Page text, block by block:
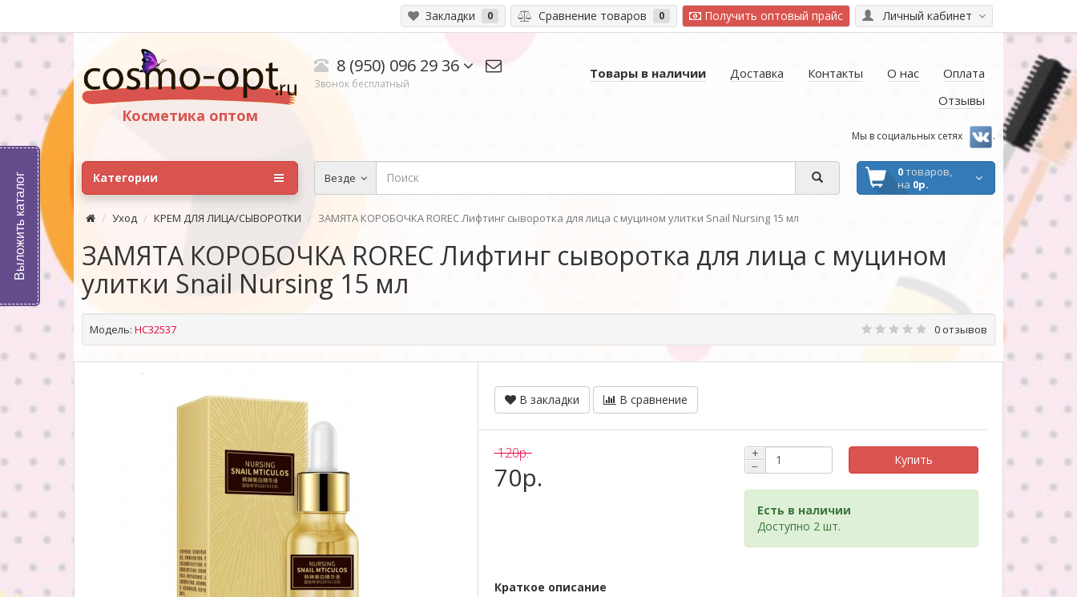
Личный кабинет
Закладки 0 Сравнение товаров 0 Получить оптовый прайс
Косметика оптом
8 (950) 096 29 36
Звонок бесплатный
Товары в наличии Доставка Контакты О нас
Оплата
Отзывы
Мы в социальных сетях .
Везде 0товаров,
на 0р.
Категории
Уход КРЕМ ДЛЯ ЛИЦА/СЫВОРОТКИ ЗАМЯТА КОРОБОЧКА ROREC Лифтинг сыворотка для лица с муцином улитки Snail Nursing 15 мл
ЗАМЯТА КОРОБОЧКА ROREC Лифтинг сыворотка для лица с муцином
улитки Snail Nursing 15 мл
Модель: HC32537 0 отзывов
В закладки В сравнение
120р.
70р.
+
−
Купить
Есть в наличии
Доступно 2 шт.
Краткое описание
Выложить каталог